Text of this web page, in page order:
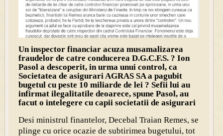
Un inspector financiar acuza musamalizarea
fraudelor de catre conducerea D.G.C.F.S. ? Ion
Pasol a descoperit, in urma unui control, ca
Societatea de asigurari AGRAS SA a pagubit
bugetul cu peste 10 miliarde de lei ? Sefii lui au
infirmat ilegalitatile deoarece, spune Pasol, au
facut o intelegere cu capii societatii de asigurari
Desi ministrul finantelor, Decebal Traian Remes, se
plinge cu orice ocazie de subtirimea bugetului, tot